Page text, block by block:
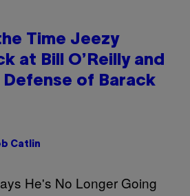
Time Jeezy
at Bill O’Reilly and
Defense of Barack
Catlin